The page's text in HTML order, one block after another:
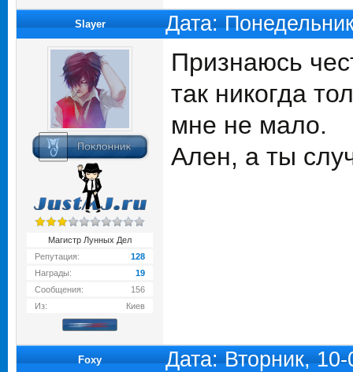
Slayer Дата:
Магистр Лунных Дел
Репутация:
128
Награды:
19
Сообщения:
156
Из:
Киев
Признаюсь
так никогда
мне не мало.
Ален, а ты
Foxy Дата: Вторник,